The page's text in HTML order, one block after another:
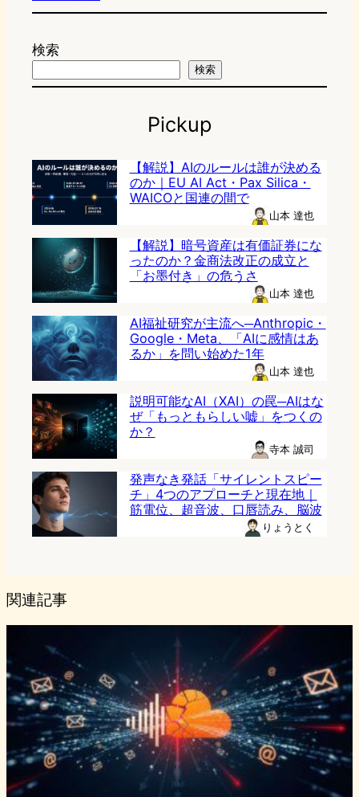
検索
検索
Pickup
【解説】AIのルールは誰が決める
のか｜EU AI Act・Pax Silica・
WAICOと国連の間で
山本 達也
【解説】暗号資産は有価証券にな
ったのか？金商法改正の成立と
「お墨付き」の危うさ
山本 達也
AI福祉研究が主流へ─Anthropic・
Google・Meta、「AIに感情はあ
るか」を問い始めた1年
山本 達也
説明可能なAI（XAI）の罠─AIはな
ぜ「もっともらしい嘘」をつくの
か？
寺本 誠司
発声なき発話「サイレントスピー
チ」4つのアプローチと現在地｜
筋電位、超音波、口唇読み、脳波
りょうとく
関連記事